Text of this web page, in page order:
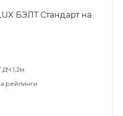
БЭЛТ Стандарт на
1,2м
рейлинги